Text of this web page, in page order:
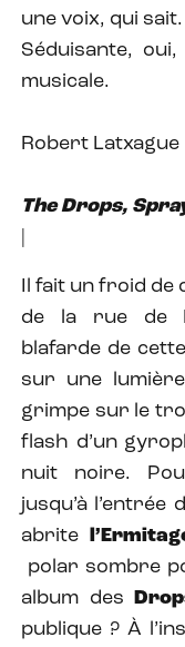
une voix, qui sait.
Séduisante,
musicale.
Robert Latxague
The Drops,
Il fait un froid
de la rue de
blafarde de
sur une
grimpe sur le
flash d’un
nuit noire.
jusqu’à
abrite
polar sombre
album des
publique ? À